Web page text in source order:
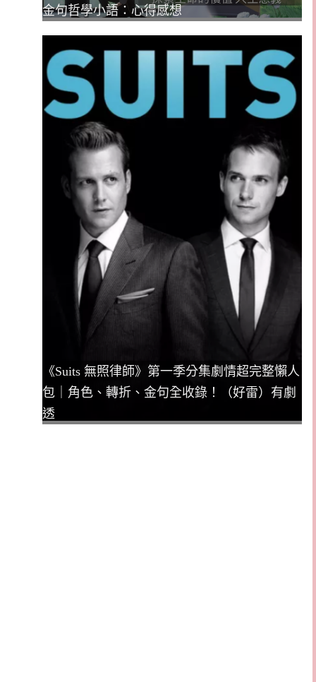
金句哲學小語：心得感想
《Suits 無照律師》第一季分集劇情超完整懶人
包｜角色、轉折、金句全收錄！（好雷）有劇
透